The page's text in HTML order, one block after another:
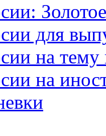
для
на тему
на